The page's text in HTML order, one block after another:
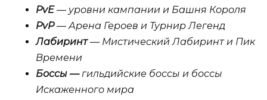
PvE— уровни кампании и Башня Короля
PvP— Арена Героев и Турнир Легенд
Лабиринт— Мистический Лабиринт и Пик
Времени
Боссы —гильдийские боссы и боссы
Искаженного мира